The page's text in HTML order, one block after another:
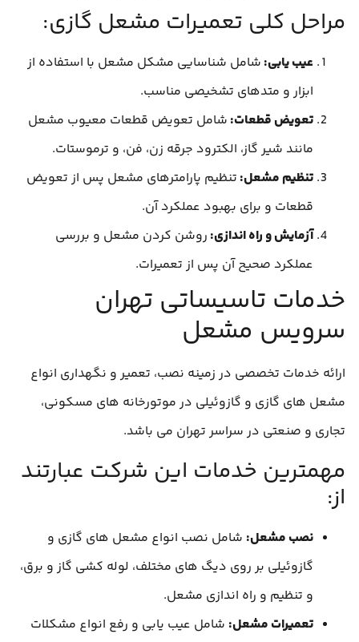
مراحل کلی تعمیرات مشعل گازی:
عیب یابی: شامل شناسایی مشکل مشعل با استفاده از
ابزار و متدهای تشخیصی مناسب.
تعویض قطعات: شامل تعویض قطعات معیوب مشعل
مانند شیر گاز، الکترود جرقه زن، فن، و ترموستات.
تنظیم مشعل: تنظیم پارامترهای مشعل پس از تعویض
قطعات و برای بهبود عملکرد آن.
آزمایش و راه اندازی: روشن کردن مشعل و بررسی
عملکرد صحیح آن پس از تعمیرات.
خدمات تاسیساتی تهران
سرویس مشعل
ارائه خدمات تخصصی در زمینه نصب، تعمیر و نگهداری انواع
مشعل های گازی و گازوئیلی در موتورخانه های مسکونی،
تجاری و صنعتی در سراسر تهران می باشد.
مهمترین خدمات این شرکت عبارتند
از:
نصب مشعل: شامل نصب انواع مشعل های گازی و
گازوئیلی بر روی دیگ های مختلف، لوله کشی گاز و برق،
و تنظیم و راه اندازی مشعل.
تعمیرات مشعل: شامل عیب یابی و رفع انواع مشکلات